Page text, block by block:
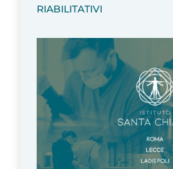
RIABILITATIVI